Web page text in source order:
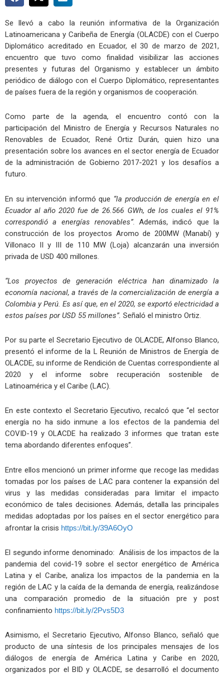
Se llevó a cabo la reunión informativa de la Organización
Latinoamericana y Caribeña de Energía (OLACDE) con el Cuerpo
Diplomático acreditado en Ecuador, el 30 de marzo de 2021,
encuentro que tuvo como finalidad visibilizar las acciones
presentes y futuras del Organismo y establecer un ámbito
periódico de diálogo con el Cuerpo Diplomático, representantes
de países fuera de la región y organismos de cooperación.
Como parte de la agenda, el encuentro contó con la
participación del Ministro de Energía y Recursos Naturales no
Renovables de Ecuador, René Ortiz Durán, quien hizo una
presentación sobre los avances en el sector energía de Ecuador
de la administración de Gobierno 2017-2021 y los desafíos a
futuro.
En su intervención informó que “la producción de energía en el
Ecuador al año 2020 fue de 26.566 GWh, de los cuales el 91%
correspondió a energías renovables”. Además, indicó que la
construcción de los proyectos Aromo de 200MW (Manabí) y
Villonaco II y III de 110 MW (Loja) alcanzarán una inversión
privada de USD 400 millones.
“Los proyectos de generación eléctrica han dinamizado la
economía nacional, a través de la comercialización de energía a
Colombia y Perú. Es así que, en el 2020, se exportó electricidad a
estos países por USD 55 millones”. Señaló el ministro Ortiz.
Por su parte el Secretario Ejecutivo de OLACDE, Alfonso Blanco,
presentó el informe de la L Reunión de Ministros de Energía de
OLACDE, su informe de Rendición de Cuentas correspondiente al
2020 y el informe sobre recuperación sostenible de
Latinoamérica y el Caribe (LAC).
En este contexto el Secretario Ejecutivo, recalcó que “el sector
energía no ha sido inmune a los efectos de la pandemia del
COVID-19 y OLACDE ha realizado 3 informes que tratan este
tema abordando diferentes enfoques”.
Entre ellos mencionó un primer informe que recoge las medidas
tomadas por los países de LAC para contener la expansión del
virus y las medidas consideradas para limitar el impacto
económico de tales decisiones. Además, detalla las principales
medidas adoptadas por los países en el sector energético para
afrontar la crisis https://bit.ly/39A6OyO
El segundo informe denominado: Análisis de los impactos de la
pandemia del covid-19 sobre el sector energético de América
Latina y el Caribe, analiza los impactos de la pandemia en la
región de LAC y la caída de la demanda de energía, realizándose
una comparación promedio de la situación pre y post
confinamiento https://bit.ly/2Pvs5D3
Asimismo, el Secretario Ejecutivo, Alfonso Blanco, señaló que
producto de una síntesis de los principales mensajes de los
diálogos de energía de América Latina y Caribe en 2020,
organizados por el BID y OLACDE, se desarrolló el documento